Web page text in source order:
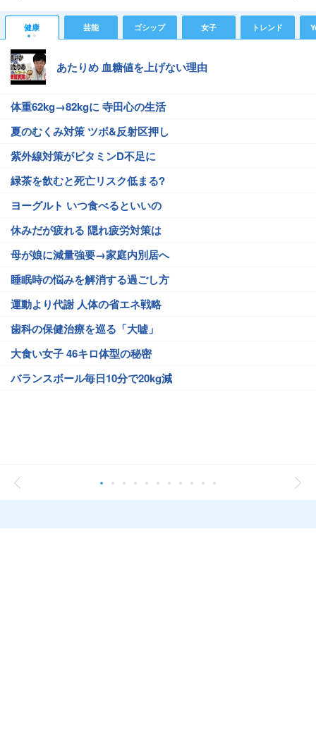
健康 芸能 ゴシップ 女子 トレンド
あたりめ 血糖値を上げない理由
体重62kg→82kgに 寺田心の生活
夏のむくみ対策 ツボ&反射区押し
紫外線対策がビタミンD不足に
緑茶を飲むと死亡リスク低まる?
ヨーグルト いつ食べるといいの
休みだが疲れる 隠れ疲労対策は
母が娘に減量強要→家庭内別居へ
睡眠時の悩みを解消する過ごし方
運動より代謝 人体の省エネ戦略
歯科の保健治療を巡る「大嘘」
大食い女子 46キロ体型の秘密
バランスボール毎日10分で20kg減